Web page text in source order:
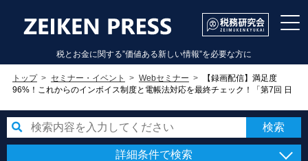
税とお金に関する”価値ある新しい情報”を必要な方に
トップ セミナー・イベント Webセミナー
【録画配信】満足度
96%！これからのインボイス制度と電帳法対応を最終チェック！「第7回 日
イン開催
詳細条件で検索